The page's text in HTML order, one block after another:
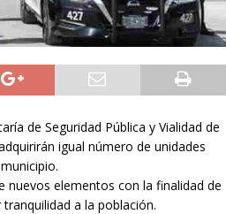
de Seguridad Pública y Vialidad de
igual número de unidades
elementos con la finalidad de
a la población.